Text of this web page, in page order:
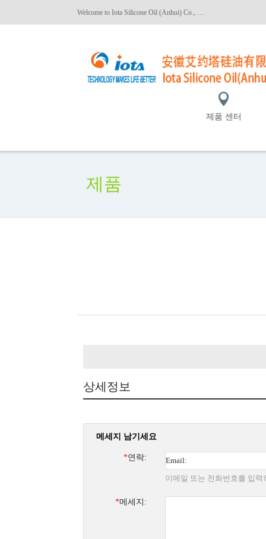
Welcome to Iota Silicone Oil (Anhui) Co., Ltd.!
제품 센터
제품
상세정보
메세지 남기세요
*연락:
이메일 또는 전화번호를 입력
*메세지: